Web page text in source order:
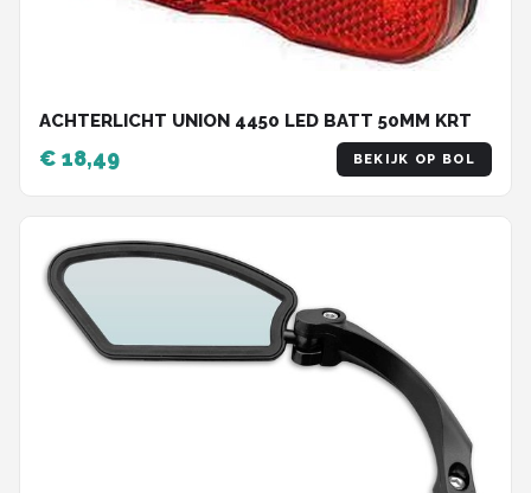
ACHTERLICHT UNION 4450 LED BATT 50MM KRT
€ 18,49 BEKIJK OP BOL